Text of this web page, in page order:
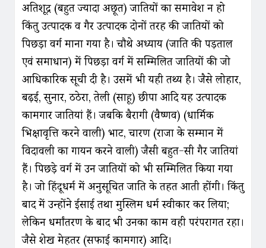
अतिशूद्र (बहुत ज्यादा अछूत) जातियों का समावेश न हो
किंतु उत्पादक व गैर उत्पादक दोनों तरह की जातियों को
पिछड़ा वर्ग माना गया है। चौथे अध्याय (जाति की पड़ताल
एवं समाधान) में पिछड़ा वर्ग में सम्मिलित जातियों की जो
आधिकारिक सूची दी है। उसमें भी यही तथ्य है। जैसे लोहार,
बढ़ई, सुनार, ठठेरा, तेली (साहू) छीपा आदि यह उत्पादक
कामगार जातियां हैं। जबकि बैरागी (वैष्णव) (धार्मिक
भिक्षावृत्ति करने वाली) भाट, चारण (राजा के सम्मान में
विरुदावली का गायन करने वाली) जैसी बहुत-सी गैर जातियां
हैं। पिछड़े वर्ग में उन जातियों को भी सम्मिलित किया गया
है। जो हिंदूधर्म में अनुसूचित जाति के तहत आती होंगी। किंतु
बाद में उन्होंने ईसाई तथा मुस्लिम धर्म स्वीकार कर लिया;
लेकिन धर्मांतरण के बाद भी उनका काम वही परंपरागत रहा।
जैसे शेख मेहतर (सफाई कामगार) आदि।